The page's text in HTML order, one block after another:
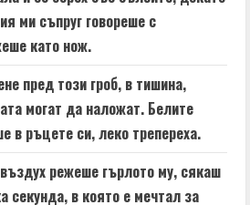
ми съпруг говореше с
като нож.
пред този гроб, в тишина,
могат да наложат. Белите
в ръцете си, леко трепереха.
режеше гърлото му, сякаш
секунда, в която е мечтал за